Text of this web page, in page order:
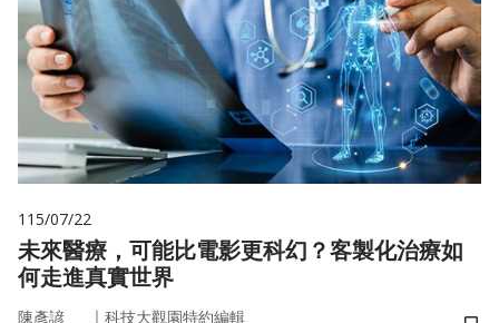
115/07/22
未來醫療，可能比電影更科幻？客製化治療如
何走進真實世界
陳彥諺 ｜ 科技大觀園特約編輯